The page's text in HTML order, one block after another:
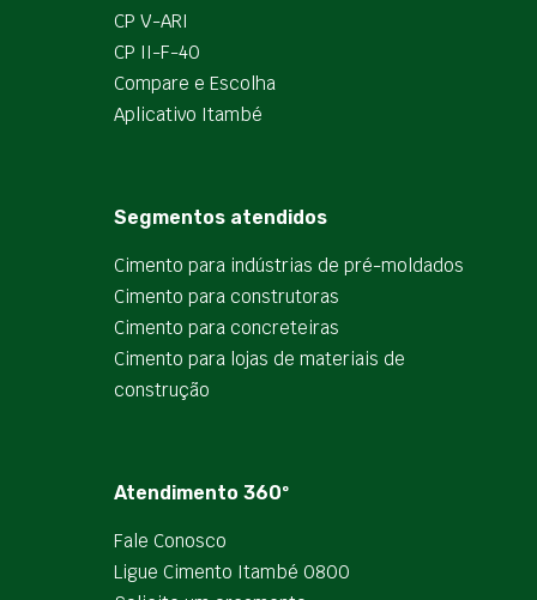
CP V-ARI
CP II-F-40
Compare e Escolha
Aplicativo Itambé
Segmentos atendidos
Cimento para indústrias de pré-moldados
Cimento para construtoras
Cimento para concreteiras
Cimento para lojas de materiais de
construção
Atendimento 360º
Fale Conosco
Ligue Cimento Itambé 0800